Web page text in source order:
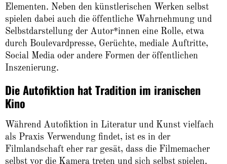
Elementen. Neben den künstlerischen Werken selbst
spielen dabei auch die öffentliche Wahrnehmung und
Selbstdarstellung der Autor*innen eine Rolle, etwa
durch Boulevardpresse, Gerüchte, mediale Auftritte,
Social Media oder andere Formen der öffentlichen
Inszenierung.
Die Autofiktion hat Tradition im iranischen
Kino
Während Autofiktion in Literatur und Kunst vielfach
als Praxis Verwendung findet, ist es in der
Filmlandschaft eher rar gesät, dass die Filmemacher
selbst vor die Kamera treten und sich selbst spielen.